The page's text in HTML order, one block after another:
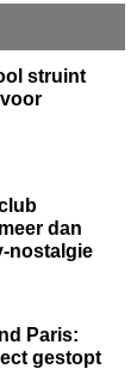
struint
dan
nostalgie
Paris:
gestopt